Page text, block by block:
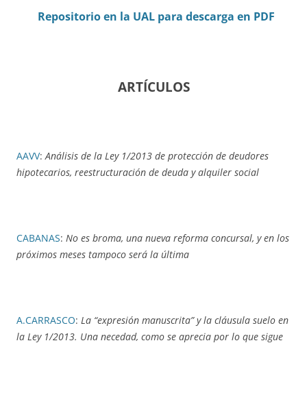
Repositorio en la UAL para descarga en PDF
ARTÍCULOS
AAVV:Análisis de la Ley 1/2013 de protección de deudores
hipotecarios, reestructuración de deuda y alquiler social
CABANAS: No es broma, una nueva reforma concursal, y en los
próximos meses tampoco será la última
A.CARRASCO: La “expresión manuscrita” y la cláusula suelo en
la Ley 1/2013. Una necedad, como se aprecia por lo que sigue